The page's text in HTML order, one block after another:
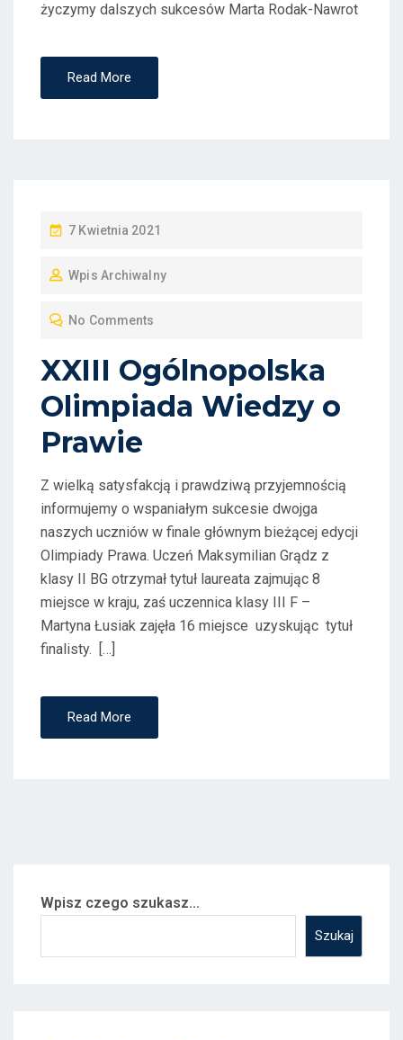
życzymy dalszych sukcesów Marta Rodak-Nawrot
Read More
P
S
O
7 Kwietnia 2021
Wpis Archiwalny
No Comments
XXIII Ogólnopolska
Olimpiada Wiedzy o
Prawie
Z wielką satysfakcją i prawdziwą przyjemnością
informujemy o wspaniałym sukcesie dwojga
naszych uczniów w finale głównym bieżącej edycji
Olimpiady Prawa. Uczeń Maksymilian Grądz z
klasy II BG otrzymał tytuł laureata zajmując 8
miejsce w kraju, zaś uczennica klasy III F –
Martyna Łusiak zajęła 16 miejsce uzyskując tytuł
finalisty. […]
Read More
Wpisz czego szukasz...
Szukaj